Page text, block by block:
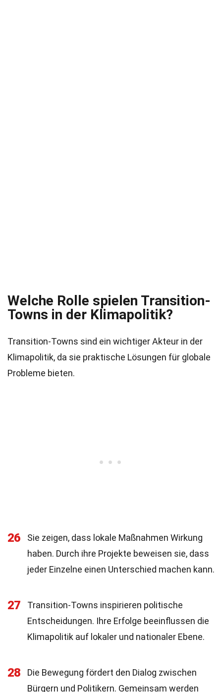
Welche Rolle spielen Transition-
Towns in der Klimapolitik?
Transition-Towns sind ein wichtiger Akteur in der
Klimapolitik, da sie praktische Lösungen für globale
Probleme bieten.
26
Sie zeigen, dass lokale Maßnahmen Wirkung
haben. Durch ihre Projekte beweisen sie, dass
jeder Einzelne einen Unterschied machen kann.
27
Transition-Towns inspirieren politische
Entscheidungen. Ihre Erfolge beeinflussen die
Klimapolitik auf lokaler und nationaler Ebene.
28
Die Bewegung fördert den Dialog zwischen
Bürgern und Politikern. Gemeinsam werden